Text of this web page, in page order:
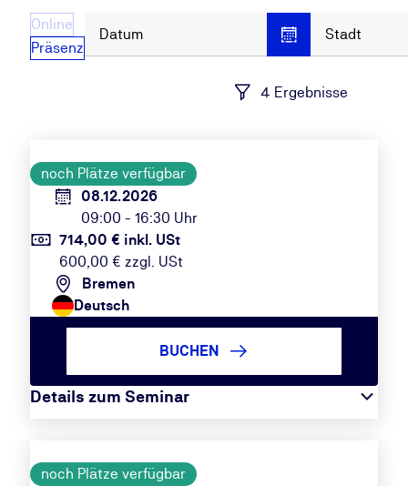
Online
Präsenz
Datum Stadt
4 Ergebnisse
noch Plätze verfügbar
08.12.2026
09:00 - 16:30 Uhr
714,00 € inkl. USt
600,00 € zzgl. USt
Bremen
Deutsch
Details zum Seminar
BUCHEN
noch Plätze verfügbar